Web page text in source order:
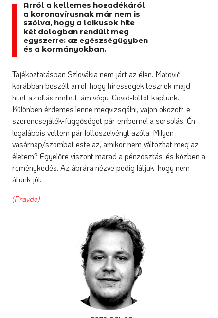
Arról a kellemes hozadékáról
a koronavírusnak már nem is
szólva, hogy a laikusok hite
két dologban rendült meg
egyszerre: az egészségügyben
és a kormányokban.
Tájékoztatásban Szlovákia nem járt az élen. Matovič
korábban beszélt arról, hogy hírességek tesznek majd
hitet az oltás mellett, ám végül Covid-lottót kaptunk.
Különben érdemes lenne megvizsgálni, vajon okozott-e
szerencsejáték-függőséget pár embernél a sorsolás. Én
legalábbis vettem pár lottószelvényt azóta. Milyen
vasárnap/szombat este az, amikor nem változhat meg az
életem? Egyelőre viszont marad a pénzosztás, és közben a
reménykedés. Az ábrára nézve pedig látjuk, hogy nem
állunk jól.
(Pravda)